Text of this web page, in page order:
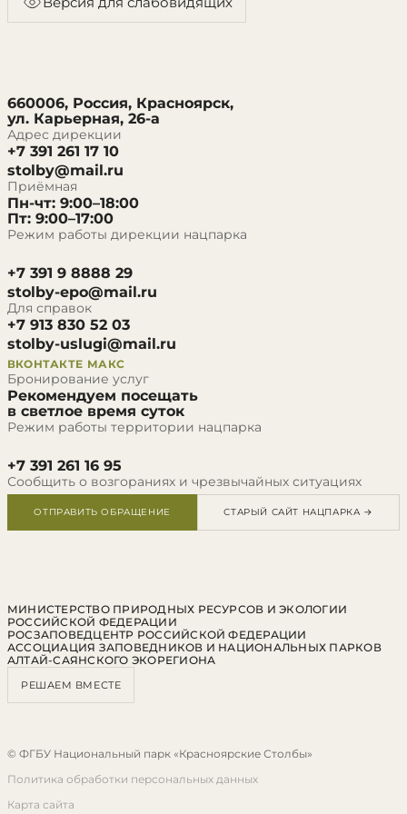
660006, Россия, Красноярск,
ул. Карьерная, 26-а
Адрес дирекции
+7 391 261 17 10
stolby@mail.ru
Приёмная
Пн-чт: 9:00–18:00
Пт: 9:00–17:00
Режим работы дирекции нацпарка
+7 391 9 8888 29
stolby-epo@mail.ru
Для справок
+7 913 830 52 03
stolby-uslugi@mail.ru
ВКОНТАКТЕ МАКС
Бронирование услуг
Рекомендуем посещать
в светлое время суток
Режим работы территории нацпарка
+7 391 261 16 95
Сообщить о возгораниях и чрезвычайных ситуациях
ОТПРАВИТЬ ОБРАЩЕНИЕ СТАРЫЙ САЙТ НАЦПАРКА →
МИНИСТЕРСТВО ПРИРОДНЫХ РЕСУРСОВ И ЭКОЛОГИИ
РОССИЙСКОЙ ФЕДЕРАЦИИ
РОСЗАПОВЕДЦЕНТР РОССИЙСКОЙ ФЕДЕРАЦИИ
АССОЦИАЦИЯ ЗАПОВЕДНИКОВ И НАЦИОНАЛЬНЫХ ПАРКОВ
АЛТАЙ-САЯНСКОГО ЭКОРЕГИОНА
РЕШАЕМ ВМЕСТЕ
© ФГБУ Национальный парк «Красноярские Столбы»
Политика обработки персональных данных
Карта сайта